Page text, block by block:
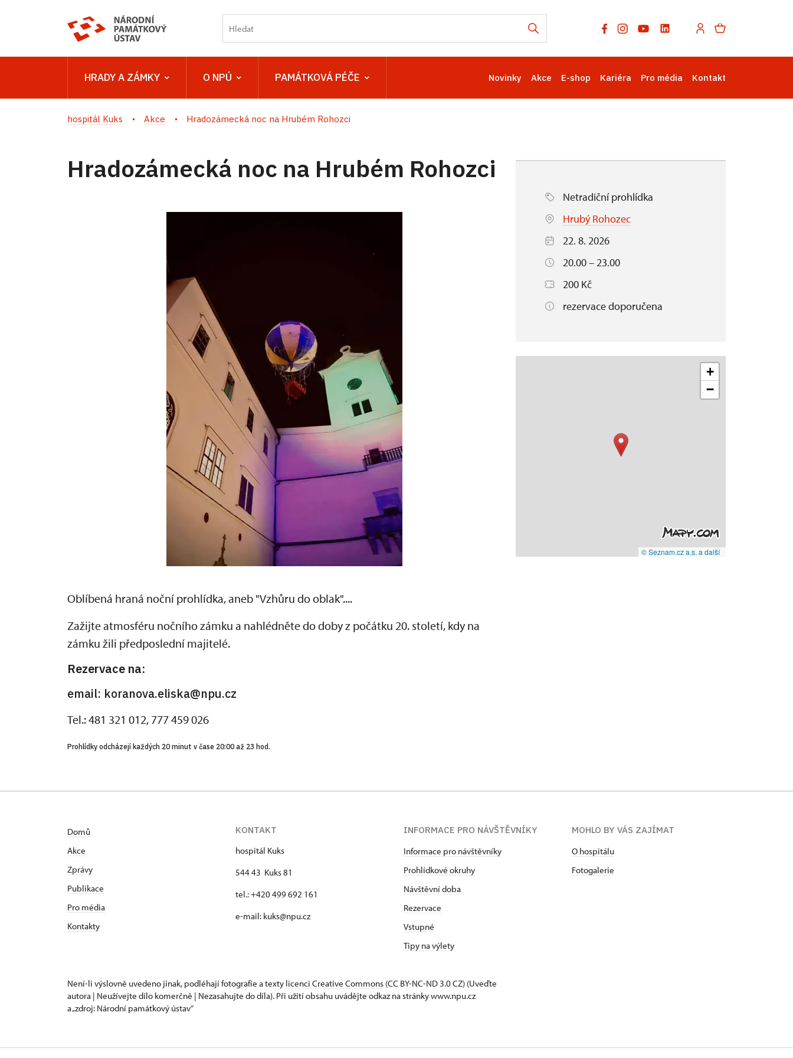
HRADY A ZÁMKY O NPÚ PAMÁTKOVÁ PÉČE Novinky Akce E-shop Kariéra Pro média Kontakt
hospitál Kuks Akce Hradozámecká noc na Hrubém Rohozci
Hradozámecká noc na Hrubém Rohozci
Oblíbená hraná noční prohlídka, aneb "Vzhůru do oblak"....
Zažijte atmosféru nočního zámku a nahlédněte do doby z počátku 20. století, kdy na
zámku žili předposlední majitelé.
Rezervace na:
email: koranova.eliska@npu.cz
Tel.: 481 321 012, 777 459 026
Prohlídky odcházejí každých 20 minut v čase 20:00 až 23 hod.
Netradiční prohlídka
Hrubý Rohozec
22. 8. 2026
20.00 – 23.00
200 Kč
rezervace doporučena
+
−
© Seznam.cz a.s. a další
Domů
Akce
Zprávy
Publikace
Pro média
Kontakty
KONTAKT
hospitál Kuks
544 43 Kuks 81
tel.: +420 499 692 161
e-mail: kuks@npu.cz
INFORMACE PRO NÁVŠTĚVNÍKY
Informace pro návštěvníky
Prohlídkové okruhy
Návštěvní doba
Rezervace
Vstupné
Tipy na výlety
MOHLO BY VÁS ZAJÍMAT
O hospitálu
Fotogalerie
Není-li výslovně uvedeno jinak, podléhají fotografie a texty licenci Creative Commons (CC BY-NC-ND 3.0 CZ) (Uveďte
autora | Neužívejte dílo komerčně | Nezasahujte do díla). Při užití obsahu uvádějte odkaz na stránky www.npu.cz
a „zdroj: Národní památkový ústav“